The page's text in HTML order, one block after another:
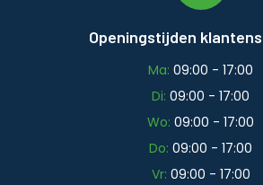
Openingstijden
Ma:09:00 - 17:00
Di:09:00 - 17:00
Wo:09:00 - 17:00
Do:09:00 - 17:00
Vr: 09:00 - 17:00